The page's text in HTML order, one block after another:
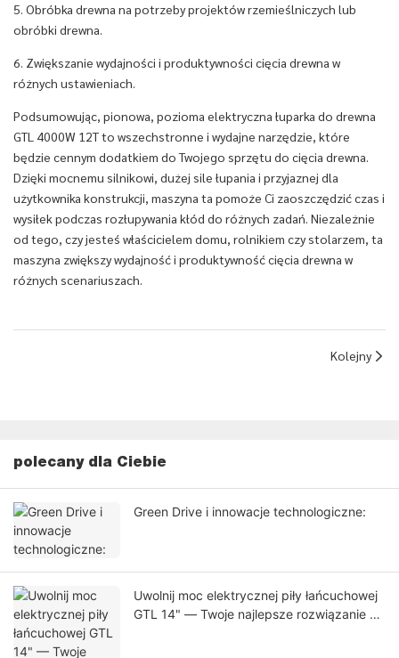
5. Obróbka drewna na potrzeby projektów rzemieślniczych lub
obróbki drewna.
6. Zwiększanie wydajności i produktywności cięcia drewna w
różnych ustawieniach.
Podsumowując, pionowa, pozioma elektryczna łuparka do drewna
GTL 4000W 12T to wszechstronne i wydajne narzędzie, które
będzie cennym dodatkiem do Twojego sprzętu do cięcia drewna.
Dzięki mocnemu silnikowi, dużej sile łupania i przyjaznej dla
użytkownika konstrukcji, maszyna ta pomoże Ci zaoszczędzić czas i
wysiłek podczas rozłupywania kłód do różnych zadań. Niezależnie
od tego, czy jesteś właścicielem domu, rolnikiem czy stolarzem, ta
maszyna zwiększy wydajność i produktywność cięcia drewna w
różnych scenariuszach.
Kolejny
polecany dla Ciebie
Green Drive i innowacje technologiczne:
Uwolnij moc elektrycznej piły łańcuchowej
GTL 14" — Twoje najlepsze rozwiązanie w